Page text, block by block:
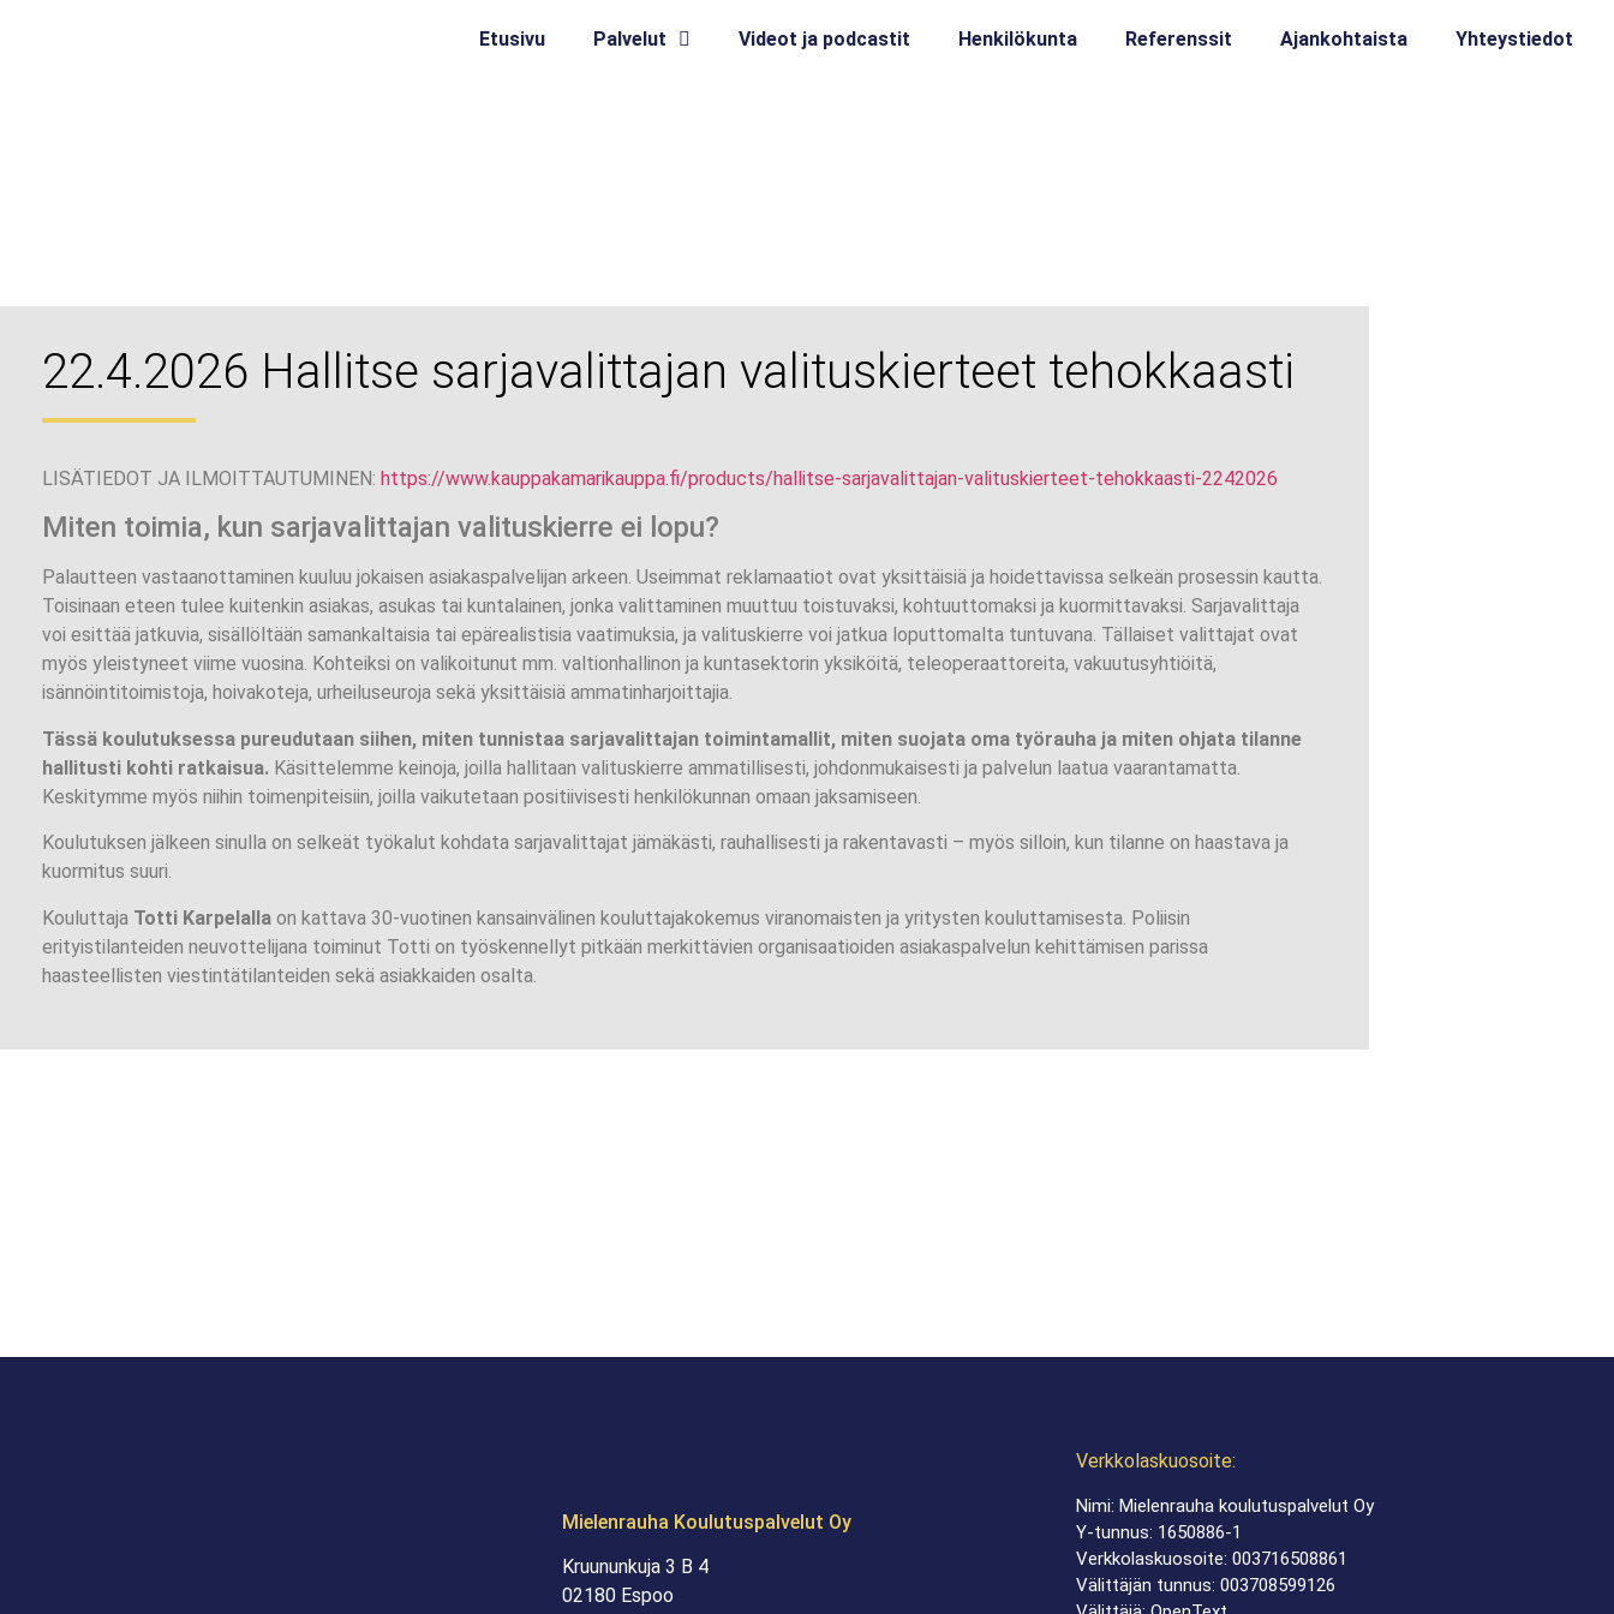
Etusivu Palvelut Videot ja podcastit Henkilökunta Referenssit Ajankohtaista Yhteystiedot
22.4.2026 Hallitse sarjavalittajan valituskierteet tehokkaasti
LISÄTIEDOT JA ILMOITTAUTUMINEN: https://www.kauppakamarikauppa.fi/products/hallitse-sarjavalittajan-valituskierteet-tehokkaasti-2242026
Miten toimia, kun sarjavalittajan valituskierre ei lopu?
Palautteen vastaanottaminen kuuluu jokaisen asiakaspalvelijan arkeen. Useimmat reklamaatiot ovat yksittäisiä ja hoidettavissa selkeän prosessin kautta.
Toisinaan eteen tulee kuitenkin asiakas, asukas tai kuntalainen, jonka valittaminen muuttuu toistuvaksi, kohtuuttomaksi ja kuormittavaksi. Sarjavalittaja
voi esittää jatkuvia, sisällöltään samankaltaisia tai epärealistisia vaatimuksia, ja valituskierre voi jatkua loputtomalta tuntuvana. Tällaiset valittajat ovat
myös yleistyneet viime vuosina. Kohteiksi on valikoitunut mm. valtionhallinon ja kuntasektorin yksiköitä, teleoperaattoreita, vakuutusyhtiöitä,
isännöintitoimistoja, hoivakoteja, urheiluseuroja sekä yksittäisiä ammatinharjoittajia.
Tässä koulutuksessa pureudutaan siihen, miten tunnistaa sarjavalittajan toimintamallit, miten suojata oma työrauha ja miten ohjata tilanne
hallitusti kohti ratkaisua. Käsittelemme keinoja, joilla hallitaan valituskierre ammatillisesti, johdonmukaisesti ja palvelun laatua vaarantamatta.
Keskitymme myös niihin toimenpiteisiin, joilla vaikutetaan positiivisesti henkilökunnan omaan jaksamiseen.
Koulutuksen jälkeen sinulla on selkeät työkalut kohdata sarjavalittajat jämäkästi, rauhallisesti ja rakentavasti – myös silloin, kun tilanne on haastava ja
kuormitus suuri.
Kouluttaja Totti Karpelalla on kattava 30-vuotinen kansainvälinen kouluttajakokemus viranomaisten ja yritysten kouluttamisesta. Poliisin
erityistilanteiden neuvottelijana toiminut Totti on työskennellyt pitkään merkittävien organisaatioiden asiakaspalvelun kehittämisen parissa
haasteellisten viestintätilanteiden sekä asiakkaiden osalta.
Mielenrauha Koulutuspalvelut Oy
Kruununkuja 3 B 4
02180 Espoo
Verkkolaskuosoite:
Nimi: Mielenrauha koulutuspalvelut Oy
Y-tunnus: 1650886-1
Verkkolaskuosoite: 003716508861
Välittäjän tunnus: 003708599126